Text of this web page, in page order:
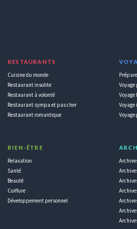
RESTAURANTS
Cuisine du monde
Restaurant insolite
Restaurant à volonté
Restaurant sympa et pas cher
Restaurant romantique
BIEN-ÊTRE
Relaxation
Santé
Beauté
Coiffure
Développement personnel